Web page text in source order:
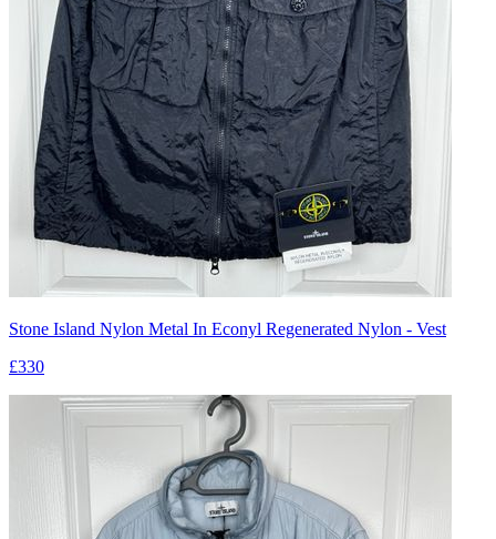
Stone Island Nylon Metal In Econyl Regenerated Nylon - Vest
£330